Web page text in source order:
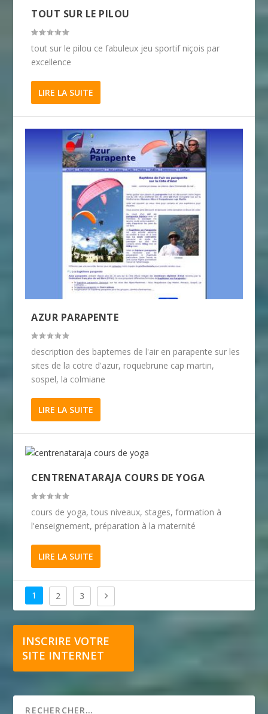
TOUT SUR LE PILOU
tout sur le pilou ce fabuleux jeu sportif niçois par
excellence
LIRE LA SUITE
AZUR PARAPENTE
description des baptemes de l'air en parapente sur les
sites de la cotre d'azur, roquebrune cap martin,
sospel, la colmiane
LIRE LA SUITE
CENTRENATARAJA COURS DE YOGA
cours de yoga, tous niveaux, stages, formation à
l'enseignement, préparation à la maternité
LIRE LA SUITE
1 2 3
INSCRIRE VOTRE
SITE INTERNET